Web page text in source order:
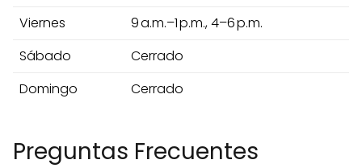
Viernes
9 a.m.–1 p.m., 4–6 p.m.
Sábado
Cerrado
Domingo
Cerrado
Preguntas Frecuentes